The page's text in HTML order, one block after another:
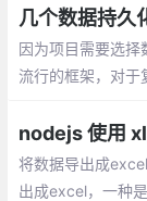
数据，要么编写更
因为项目需要选择
流行的框架，对
nodejs 使用
将数据导出成
出成excel，一种